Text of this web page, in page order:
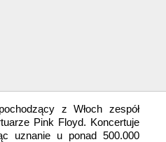
z Włoch zespół
Pink Floyd. Koncertuje
uznanie u ponad 500.000